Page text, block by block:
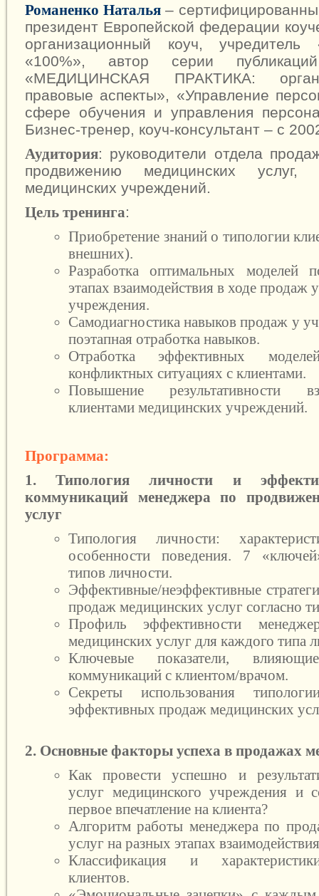
Романенко Наталья–
президент Европейской федерации
организационный коуч, учредитель
«100%», автор серии
«МЕДИЦИНСКАЯ ПРАКТИКА:
правовые аспекты», «Управление
сфере обучения и управления
Бизнес-тренер, коуч-консультант – с
Аудитория: руководители отдела
продвижению медицинских услуг,
медицинских учреждений.
Цель тренинга:
Приобретение знаний о типологии
внешних).
Разработка оптимальных моделей
этапах взаимодействия в ходе продаж
учреждения.
Самодиагностика навыков продаж у
поэтапная отработка навыков.
Отработка эффективных
конфликтных ситуациях с клиентами.
Повышение результативности
клиентами медицинских учреждений.
Программа:
1. Типология личности и
коммуникаций менеджера по
услуг
Типология личности:
особенности поведения. 7
типов личности.
Эффективные/неэффективные
продаж медицинских услуг согласно
Профиль эффективности
медицинских услуг для каждого типа
Ключевые показатели,
коммуникаций с клиентом/врачом.
Секреты использования
эффективных продаж медицинских
2. Основные факторы успеха в продажах
Как провести успешно и
услуг медицинского учреждения и
первое впечатление на клиента?
Алгоритм работы менеджера по
услуг на разных этапах
Классификация и
клиентов.